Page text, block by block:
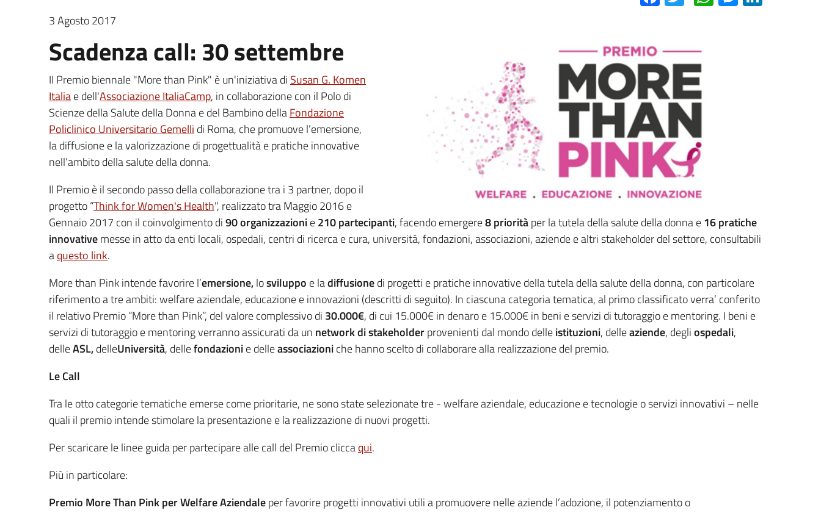
3 Agosto 2017
Scadenza call: 30 settembre
Il Premio biennale "More than Pink" è un'iniziativa di Susan G. Komen
Italiae dell'Associazione ItaliaCamp, in collaborazione con il Polo di
Scienze della Salute della Donna e del Bambino dellaFondazione
Policlinico Universitario Gemelli di Roma, che promuove l’emersione,
la diffusione e la valorizzazione di progettualità e pratiche innovative
nell’ambito della salute della donna.
Il Premio è il secondo passo della collaborazione tra i 3 partner, dopo il
progetto “Think for Women's Health", realizzato tra Maggio 2016 e
Gennaio 2017 con il coinvolgimento di90 organizzazionie210 partecipanti, facendo emergere8 prioritàper la tutela della salute della donna e16 pratiche
innovativemesse in atto da enti locali, ospedali, centri di ricerca e cura, università, fondazioni, associazioni, aziende e altri stakeholder del settore, consultabili
aquesto link.
More than Pink intende favorire l’emersione,losviluppo e ladiffusionedi progetti e pratiche innovative della tutela della salute della donna, con particolare
riferimento a tre ambiti: welfare aziendale, educazione e innovazioni (descritti di seguito). In ciascuna categoria tematica, al primo classificato verra’ conferito
il relativo Premio “More than Pink”, del valore complessivo di 30.000€, di cui 15.000€ in denaro e 15.000€ in beni e servizi di tutoraggio e mentoring. I beni e
servizi di tutoraggio e mentoring verranno assicurati da un network di stakeholderprovenienti dal mondo delleistituzioni, delleaziende, degliospedali,
delleASL,delleUniversità, dellefondazionie delleassociazioniche hanno scelto di collaborare alla realizzazione del premio.
Le Call
Tra le otto categorie tematiche emerse come prioritarie, ne sono state selezionate tre - welfare aziendale, educazione e tecnologie o servizi innovativi – nelle
quali il premio intende stimolare la presentazione e la realizzazione di nuovi progetti.
Per scaricare le linee guida per partecipare alle call del Premio cliccaqui.
Più in particolare:
Premio More Than Pink per Welfare Aziendaleper favorire progetti innovativi utili a promuovere nelle aziende l’adozione, il potenziamento o